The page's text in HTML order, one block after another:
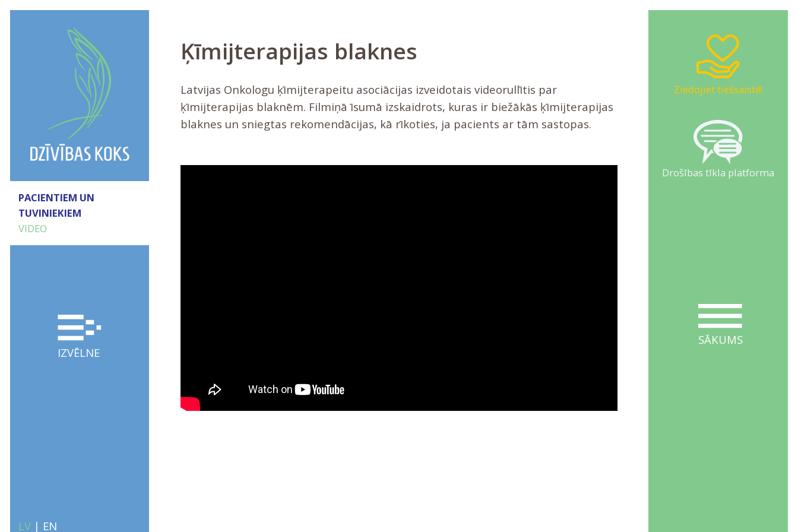
Ziedojiet tiešsaistē!
Drošības tīkla platforma
SĀKUMS
PACIENTIEM UN
TUVINIEKIEM
VIDEO
IZVĒLNE
LV| EN
Ķīmijterapijas blaknes
Latvijas Onkologu ķīmijterapeitu asociācijas izveidotais videorullītis par
ķīmijterapijas blaknēm. Filmiņā īsumā izskaidrots, kuras ir biežākās ķīmijterapijas
blaknes un sniegtas rekomendācijas, kā rīkoties, ja pacients ar tām sastopas.